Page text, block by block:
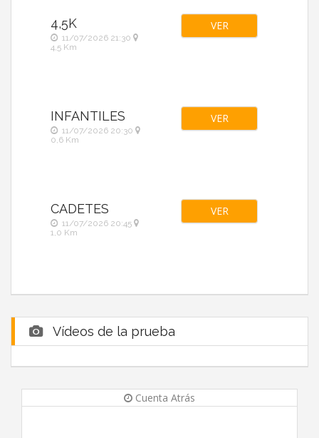
4,5K
11/07/2026 21:30
4,5 Km
VER
INFANTILES
11/07/2026 20:30
0,6 Km
VER
CADETES
11/07/2026 20:45
1,0 Km
VER
Vídeos de la prueba
Cuenta Atrás